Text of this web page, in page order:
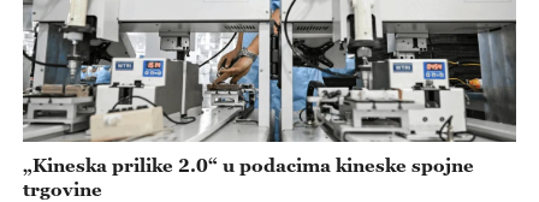
„Kineska prilike 2.0“ u podacima kineske spojne
trgovine